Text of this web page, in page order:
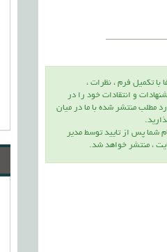
با تكميل فرم ، نظرات ،
و انتقادات خود را در
مطلب منتشر شده با ما در ميان
شما پس از تاييد توسط مدير
، منتشر خواهد شد.